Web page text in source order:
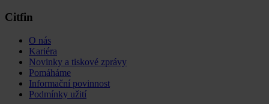
Citfin
O nás
Kariéra
Novinky a tiskové zprávy
Pomáháme
Informační povinnost
Podmínky užití